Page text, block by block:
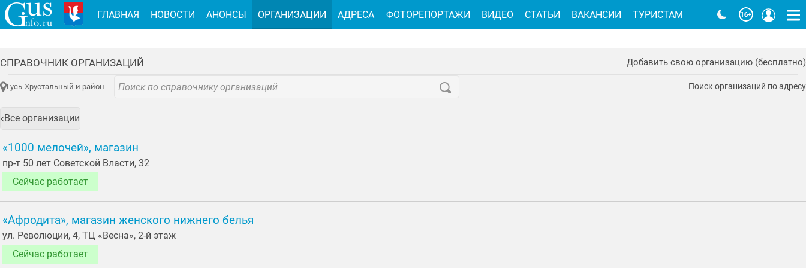
СПРАВОЧНИК ОРГАНИЗАЦИЙ Добавить свою организацию (бесплатно)
Гусь-Хрустальный и район Поиск организаций по адресу
Все организации
«1000 мелочей», магазин
пр-т 50 лет Советской Власти, 32
Сейчас работает
«Афродита», магазин женского нижнего белья
ул. Революции, 4, ТЦ «Весна», 2-й этаж
Сейчас работает
ГЛАВНАЯ НОВОСТИ АНОНСЫ ОРГАНИЗАЦИИ АДРЕСА ФОТОРЕПОРТАЖИ ВИДЕО СТАТЬИ ВАКАНСИИ ТУРИСТАМ